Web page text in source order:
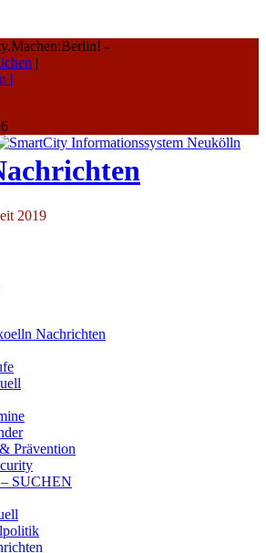
-
|
|
2019
Prävention
SUCHEN